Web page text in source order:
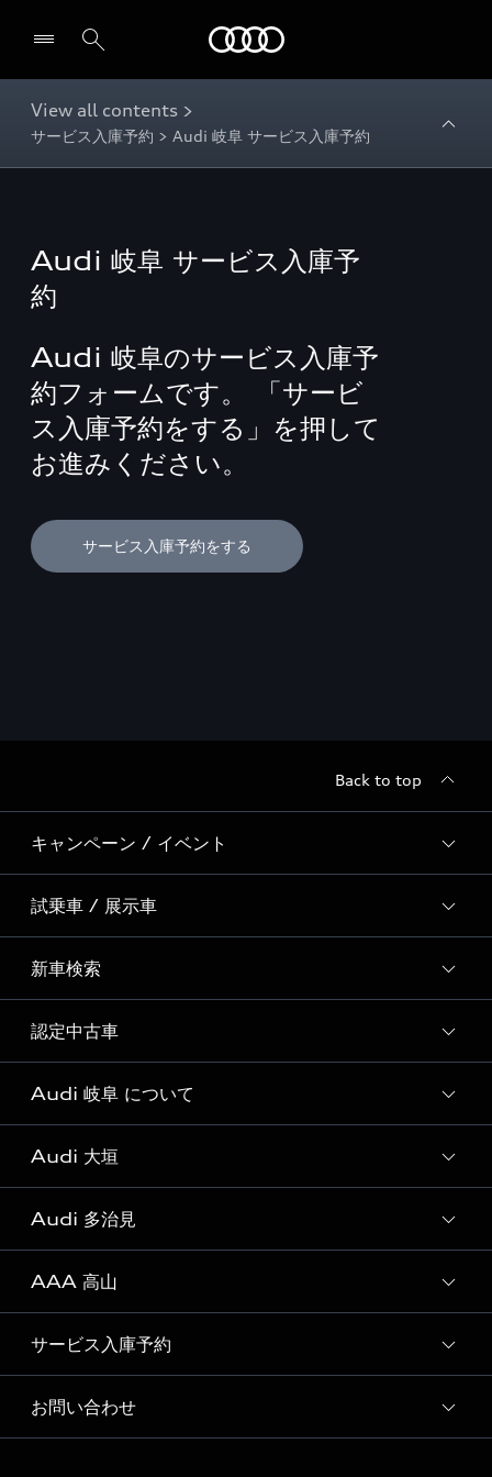
View all contents >
サービス入庫予約 > Audi 岐阜 サービス入庫予約
Audi 岐阜 サービス入庫予
約
Audi 岐阜のサービス入庫予
約フォームです。 「サービ
ス入庫予約をする」を押して
お進みください。
サービス入庫予約をする
Back to top
キャンペーン / イベント
全国統一イベント
ディーラー独自イベント
試乗車 / 展示車
試乗予約
試乗車・展示車一覧
新車検索
新車検索
認定中古車
Audi認定中古車検索
Audi 岐阜 について
Audi 岐阜 店舗情報
Audi Approved Automobile 岐阜 店舗情報
Audi 岐阜 運営会社概要
採用情報
定期点検 / 車検 料金表
Audi 大垣
Audi 大垣 店舗情報
Audi 多治見
Audi 多治見 店舗情報
AAA 高山
AAA 高山 店舗情報
サービス入庫予約
Audi 岐阜 サービス入庫予約
お問い合わせ